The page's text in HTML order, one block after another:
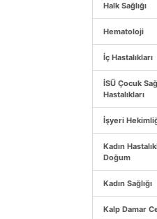
Halk Sağlığı
Hematoloji
İç Hastalıkları
İSÜ Çocuk
Hastalıkları
İşyeri
Kadın
Doğum
Kadın Sağlığı
Kalp Damar